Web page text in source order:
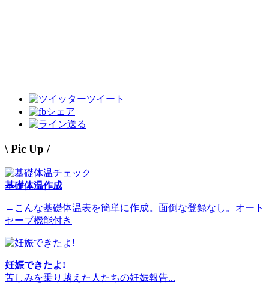
ツイート
シェア
送る
\ Pic Up /
基礎体温作成
←こんな基礎体温表を簡単に作成。面倒な登録なし。オート
セーブ機能付き
妊娠できたよ!
苦しみを乗り越えた人たちの妊娠報告...